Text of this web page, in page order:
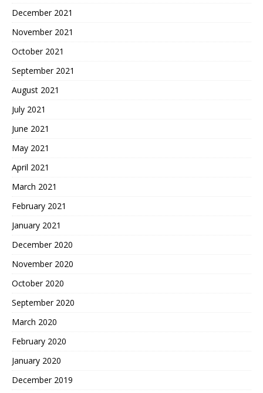
December 2021
November 2021
October 2021
September 2021
August 2021
July 2021
June 2021
May 2021
April 2021
March 2021
February 2021
January 2021
December 2020
November 2020
October 2020
September 2020
March 2020
February 2020
January 2020
December 2019